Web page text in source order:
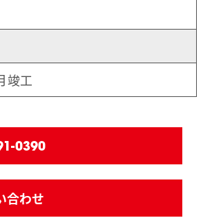
竣工
0390
合わせ